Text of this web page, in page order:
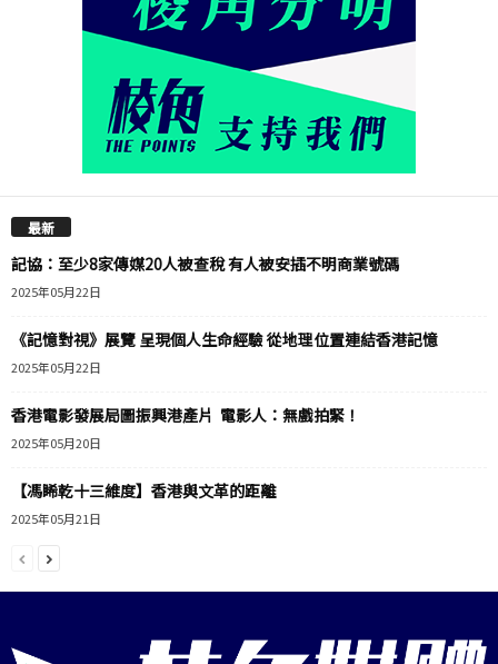
最新
記協：至少8家傳媒20人被查稅 有人被安插不明商業號碼
2025年05月22日
《記憶對視》展覽 呈現個人生命經驗 從地理位置連結香港記憶
2025年05月22日
香港電影發展局圖振興港產片 電影人：無戲拍緊！
2025年05月20日
【馮睎乾十三維度】香港與文革的距離
2025年05月21日